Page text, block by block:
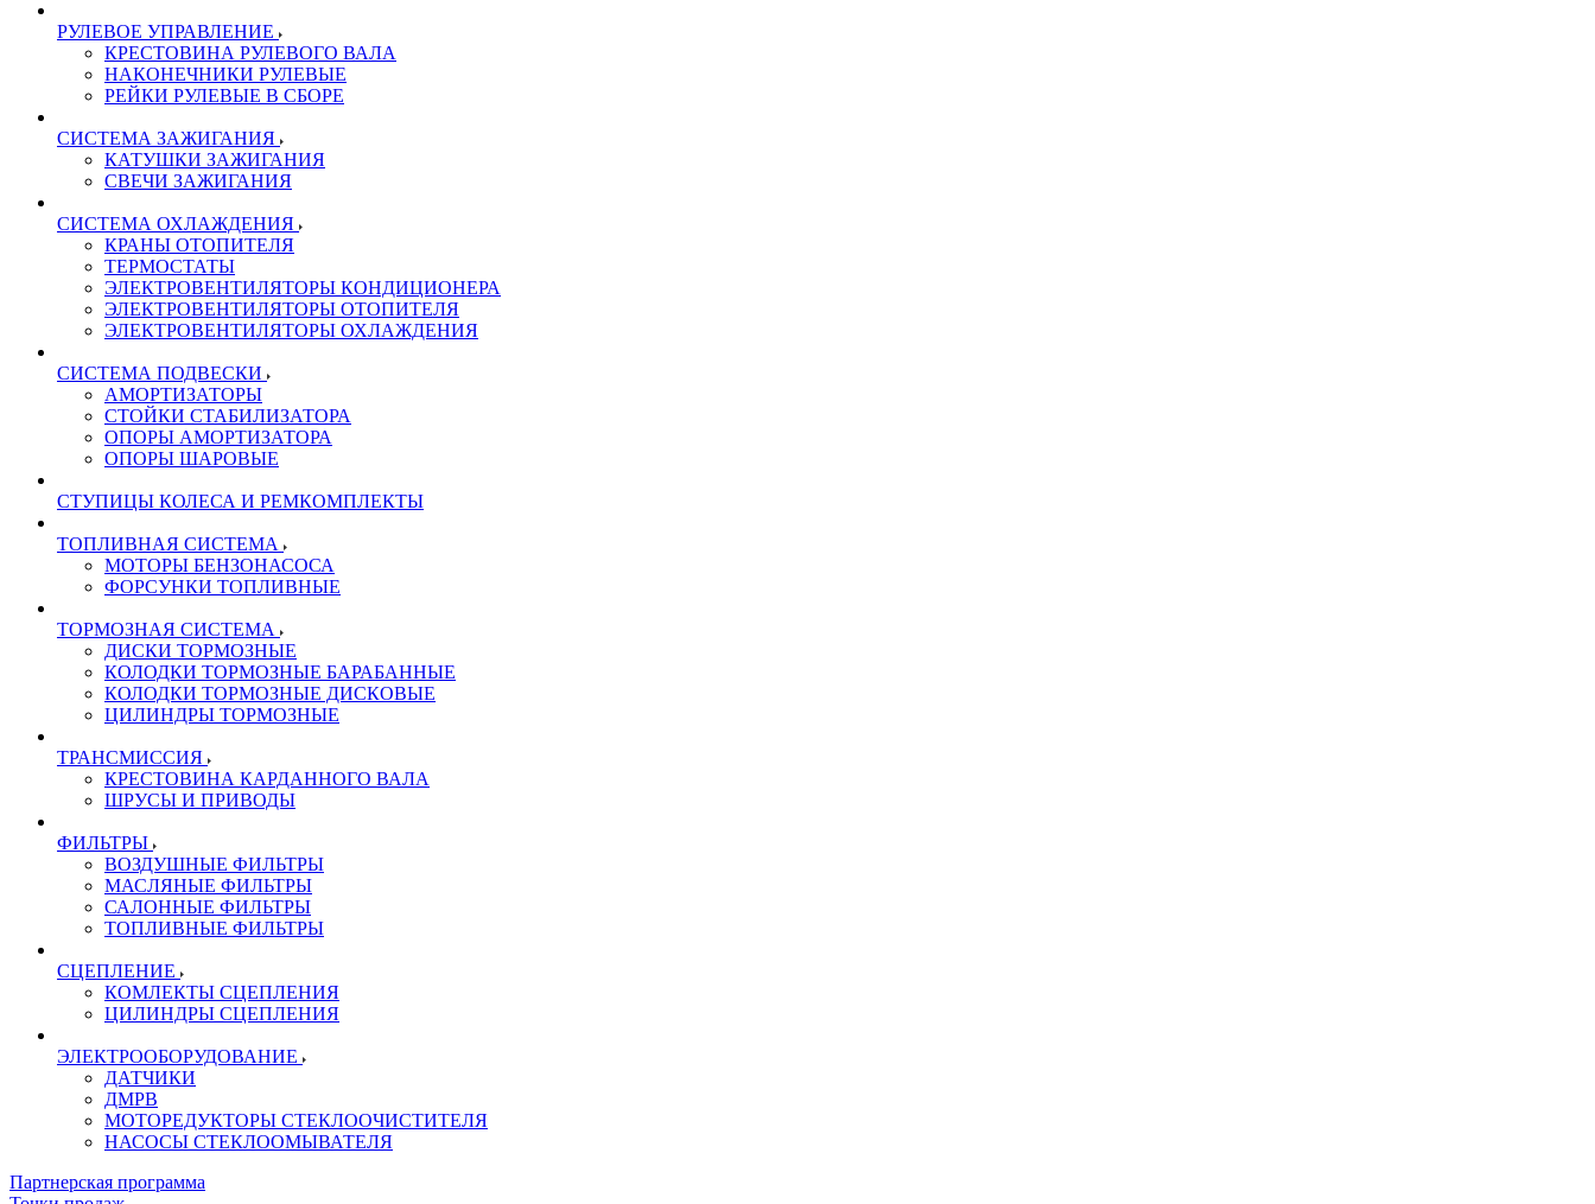
РУЛЕВОЕ УПРАВЛЕНИЕ
КРЕСТОВИНА РУЛЕВОГО ВАЛА
НАКОНЕЧНИКИ РУЛЕВЫЕ
РЕЙКИ РУЛЕВЫЕ В СБОРЕ
СИСТЕМА ЗАЖИГАНИЯ
КАТУШКИ ЗАЖИГАНИЯ
СВЕЧИ ЗАЖИГАНИЯ
СИСТЕМА ОХЛАЖДЕНИЯ
КРАНЫ ОТОПИТЕЛЯ
ТЕРМОСТАТЫ
ЭЛЕКТРОВЕНТИЛЯТОРЫ КОНДИЦИОНЕРА
ЭЛЕКТРОВЕНТИЛЯТОРЫ ОТОПИТЕЛЯ
ЭЛЕКТРОВЕНТИЛЯТОРЫ ОХЛАЖДЕНИЯ
СИСТЕМА ПОДВЕСКИ
АМОРТИЗАТОРЫ
СТОЙКИ СТАБИЛИЗАТОРА
ОПОРЫ АМОРТИЗАТОРА
ОПОРЫ ШАРОВЫЕ
СТУПИЦЫ КОЛЕСА И РЕМКОМПЛЕКТЫ
ТОПЛИВНАЯ СИСТЕМА
МОТОРЫ БЕНЗОНАСОСА
ФОРСУНКИ ТОПЛИВНЫЕ
ТОРМОЗНАЯ СИСТЕМА
ДИСКИ ТОРМОЗНЫЕ
КОЛОДКИ ТОРМОЗНЫЕ БАРАБАННЫЕ
КОЛОДКИ ТОРМОЗНЫЕ ДИСКОВЫЕ
ЦИЛИНДРЫ ТОРМОЗНЫЕ
ТРАНСМИССИЯ
КРЕСТОВИНА КАРДАННОГО ВАЛА
ШРУСЫ И ПРИВОДЫ
ФИЛЬТРЫ
ВОЗДУШНЫЕ ФИЛЬТРЫ
МАСЛЯНЫЕ ФИЛЬТРЫ
САЛОННЫЕ ФИЛЬТРЫ
ТОПЛИВНЫЕ ФИЛЬТРЫ
СЦЕПЛЕНИЕ
КОМЛЕКТЫ СЦЕПЛЕНИЯ
ЦИЛИНДРЫ СЦЕПЛЕНИЯ
ЭЛЕКТРООБОРУДОВАНИЕ
ДАТЧИКИ
ДМРВ
МОТОРЕДУКТОРЫ СТЕКЛООЧИСТИТЕЛЯ
НАСОСЫ СТЕКЛООМЫВАТЕЛЯ
Партнерская программа